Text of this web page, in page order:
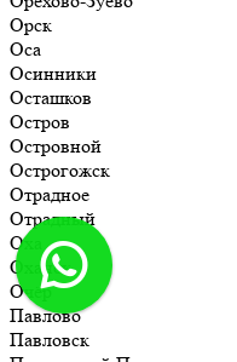
Орск
Оса
Осинники
Осташков
Остров
Островной
Острогожск
Отрадное
Отрадный
Оха
Оханск
Очёр
Павлово
Павловск